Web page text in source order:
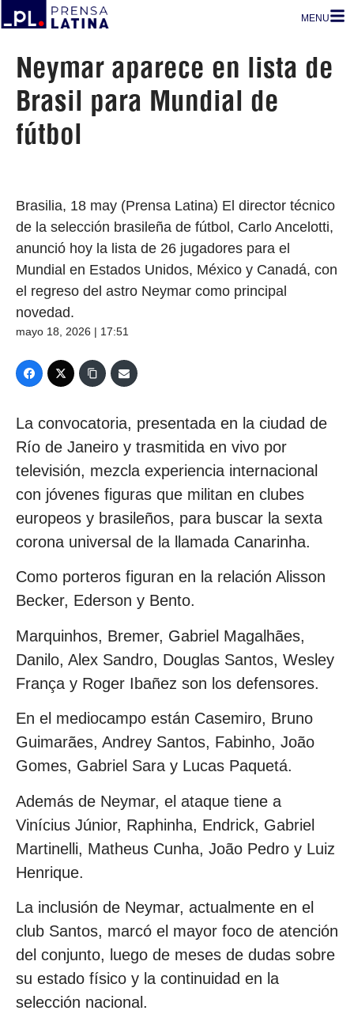
MENU
Neymar aparece en lista de
Brasil para Mundial de
fútbol
Brasilia, 18 may (Prensa Latina) El director técnico
de la selección brasileña de fútbol, Carlo Ancelotti,
anunció hoy la lista de 26 jugadores para el
Mundial en Estados Unidos, México y Canadá, con
el regreso del astro Neymar como principal
novedad.
mayo 18, 2026 | 17:51
La convocatoria, presentada en la ciudad de
Río de Janeiro y trasmitida en vivo por
televisión, mezcla experiencia internacional
con jóvenes figuras que militan en clubes
europeos y brasileños, para buscar la sexta
corona universal de la llamada Canarinha.
Como porteros figuran en la relación Alisson
Becker, Ederson y Bento.
Marquinhos, Bremer, Gabriel Magalhães,
Danilo, Alex Sandro, Douglas Santos, Wesley
França y Roger Ibañez son los defensores.
En el mediocampo están Casemiro, Bruno
Guimarães, Andrey Santos, Fabinho, João
Gomes, Gabriel Sara y Lucas Paquetá.
Además de Neymar, el ataque tiene a
Vinícius Júnior, Raphinha, Endrick, Gabriel
Martinelli, Matheus Cunha, João Pedro y Luiz
Henrique.
La inclusión de Neymar, actualmente en el
club Santos, marcó el mayor foco de atención
del conjunto, luego de meses de dudas sobre
su estado físico y la continuidad en la
selección nacional.